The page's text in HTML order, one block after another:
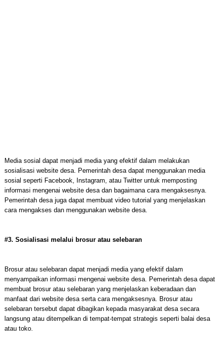
Media sosial dapat menjadi media yang efektif dalam melakukan
sosialisasi website desa. Pemerintah desa dapat menggunakan media
sosial seperti Facebook, Instagram, atau Twitter untuk memposting
informasi mengenai website desa dan bagaimana cara mengaksesnya.
Pemerintah desa juga dapat membuat video tutorial yang menjelaskan
cara mengakses dan menggunakan website desa.
#3. Sosialisasi melalui brosur atau selebaran
Brosur atau selebaran dapat menjadi media yang efektif dalam
menyampaikan informasi mengenai website desa. Pemerintah desa dapat
membuat brosur atau selebaran yang menjelaskan keberadaan dan
manfaat dari website desa serta cara mengaksesnya. Brosur atau
selebaran tersebut dapat dibagikan kepada masyarakat desa secara
langsung atau ditempelkan di tempat-tempat strategis seperti balai desa
atau toko.